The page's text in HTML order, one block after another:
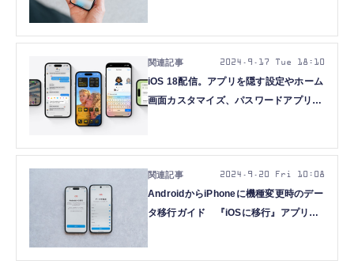
iOS 18配信。アプリを隠す設定やホーム
画面カスタマイズ、パスワードアプリな
2024.9.17 Tue 18:10
AndroidからiPhoneに機種変更時のデー
タ移行ガイド 『iOSに移行』アプリの
2024.9.20 Fri 10:08